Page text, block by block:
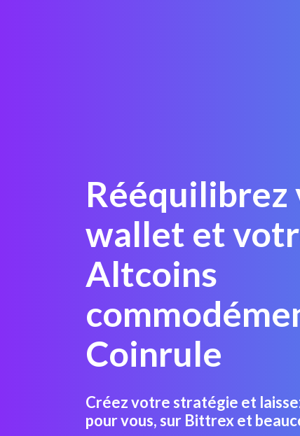
Rééquilibrez
wallet et
Altcoins
Coinrule
Créez votre stratégie et
pour vous, sur Bittrex et